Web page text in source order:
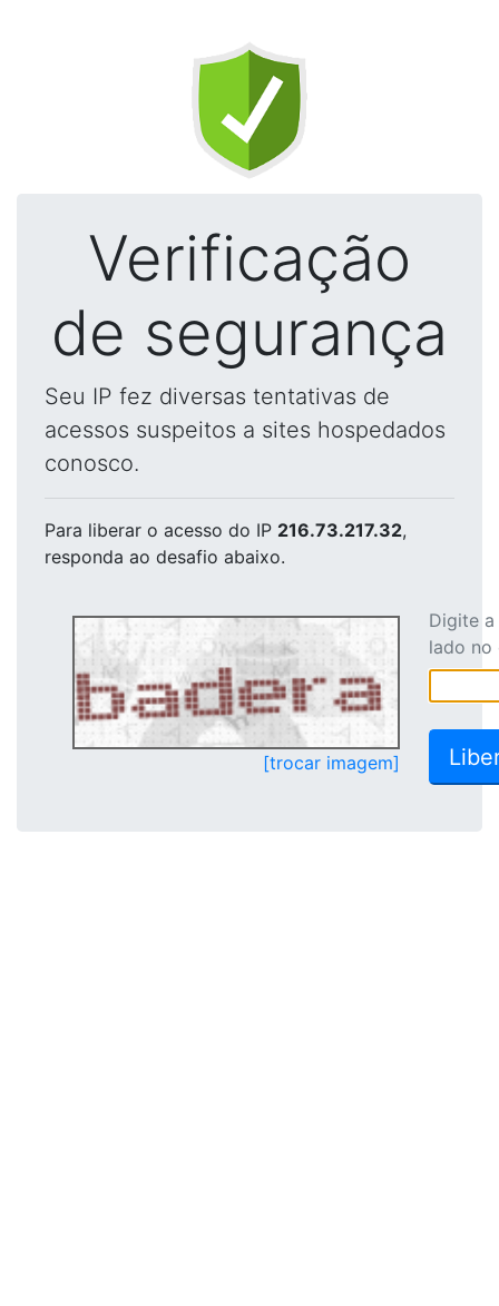
Verificação
de segurança
Seu IP fez diversas tentativas de
acessos suspeitos a sites hospedados
conosco.
Para liberar o acesso do IP 216.73.217.32,
responda ao desafio abaixo.
[trocar imagem]
Digite
lado no